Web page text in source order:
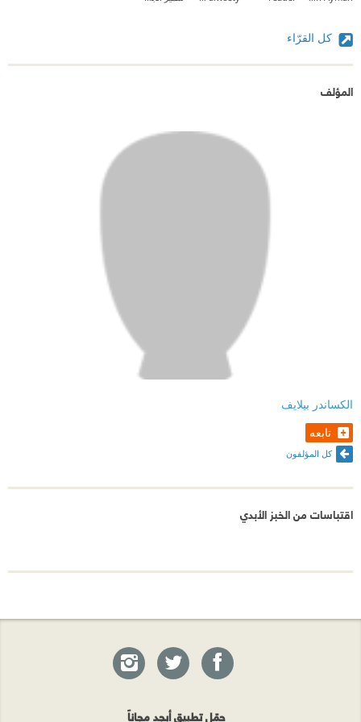
كل القرّاء
المؤلف
الكساندر بيلايف
تابعه
كل المؤلفون
اقتباسات من ‎الخبز الأبدي
حمّل تطبيق أبجد مجاناً